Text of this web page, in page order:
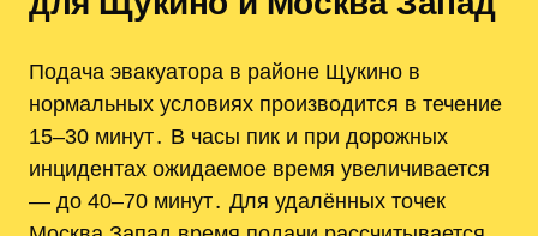
Подача эвакуатора в районе Щукино в
нормальных условиях производится в течение
15–30 минут․ В часы пик и при дорожных
инцидентах ожидаемое время увеличивается
— до 40–70 минут․ Для удалённых точек